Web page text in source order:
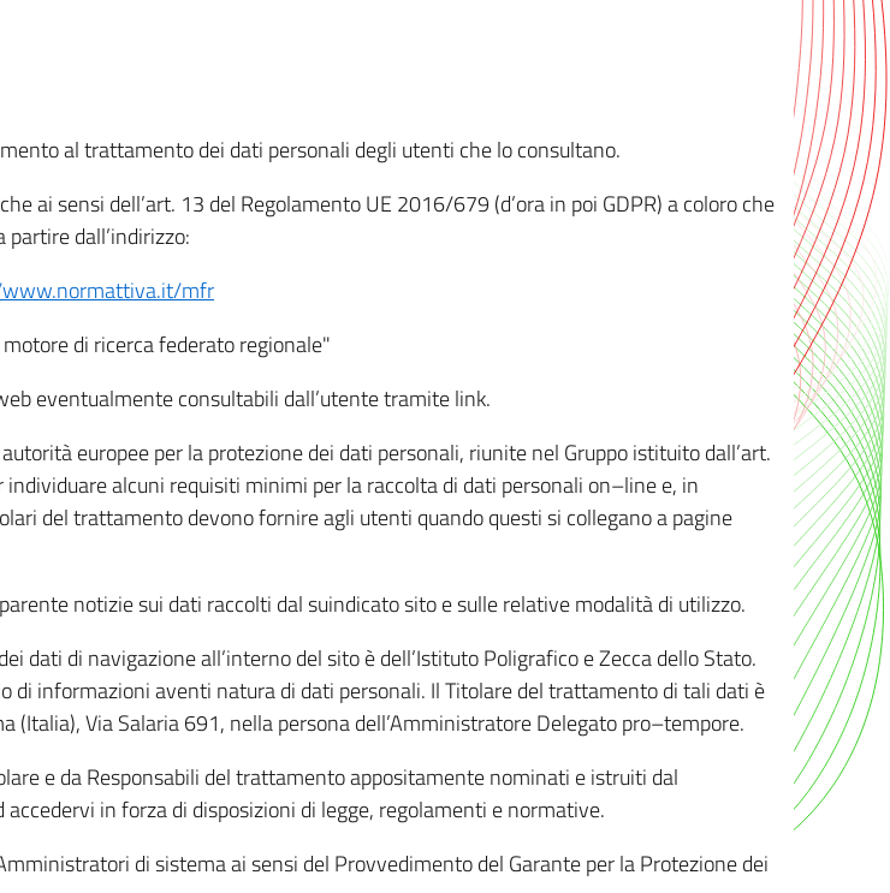
al trattamento dei dati personali degli utenti che lo consultano.
ai sensi dell’art. 13 del Regolamento UE 2016/679 (d’ora in poi GDPR) a coloro che
dall’indirizzo:
mfr
di ricerca federato regionale"
eventualmente consultabili dall’utente tramite link.
europee per la protezione dei dati personali, riunite nel Gruppo istituito dall’art.
alcuni requisiti minimi per la raccolta di dati personali on–line e, in
del trattamento devono fornire agli utenti quando questi si collegano a pagine
notizie sui dati raccolti dal suindicato sito e sulle relative modalità di utilizzo.
dati di navigazione all’interno del sito è dell’Istituto Poligrafico e Zecca dello Stato.
di informazioni aventi natura di dati personali. Il Titolare del trattamento di tali dati è
(Italia), Via Salaria 691, nella persona dell’Amministratore Delegato pro–tempore.
e da Responsabili del trattamento appositamente nominati e istruiti dal
in forza di disposizioni di legge, regolamenti e normative.
di sistema ai sensi del Provvedimento del Garante per la Protezione dei